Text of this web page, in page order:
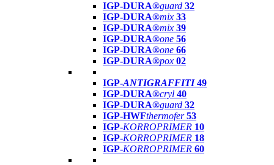
IGP-DURA®guard 32
IGP-DURA®mix 33
IGP-DURA®mix 39
IGP-DURA®one 56
IGP-DURA®one 66
IGP-DURA®pox 02
IGP-ANTIGRAFFITI49
IGP-DURA®cryl 40
IGP-DURA®guard 32
IGP-HWFthermofer 53
IGP-KORROPRIMER 10
IGP-KORROPRIMER 18
IGP-KORROPRIMER 60